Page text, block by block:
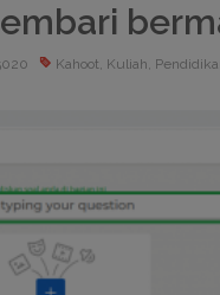
Kahoot, Kuliah,